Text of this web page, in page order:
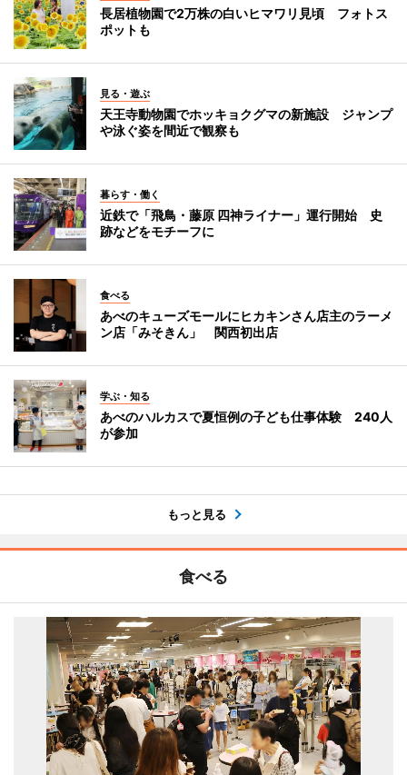
長居植物園で2万株の白いヒマワリ見頃 フォトス
ポットも
見る・遊ぶ
天王寺動物園でホッキョクグマの新施設 ジャンプ
や泳ぐ姿を間近で観察も
暮らす・働く
近鉄で「飛鳥・藤原 四神ライナー」運行開始 史
跡などをモチーフに
食べる
あべのキューズモールにヒカキンさん店主のラーメ
ン店「みそきん」 関西初出店
学ぶ・知る
あべのハルカスで夏恒例の子ども仕事体験 240人
が参加
もっと見る
食べる